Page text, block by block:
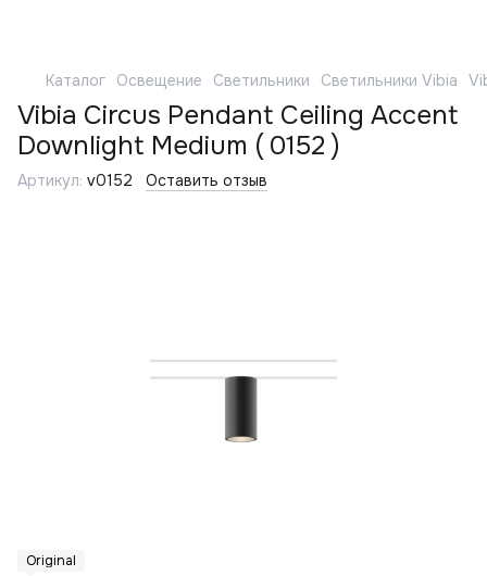
Каталог Освещение Светильники Светильники Vibia
Vibia Circus Pendant Ceiling Accent
Downlight Medium ( 0152 )
Артикул: v0152 Оставить отзыв
Original